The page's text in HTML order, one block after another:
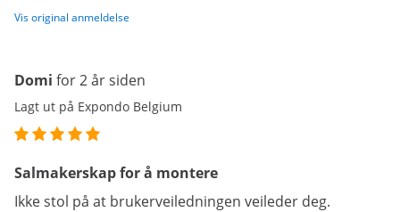
Vis original anmeldelse
Domi for 2 år siden
Lagt ut på Expondo Belgium
Salmakerskap for å montere
Ikke stol på at brukerveiledningen veileder deg.